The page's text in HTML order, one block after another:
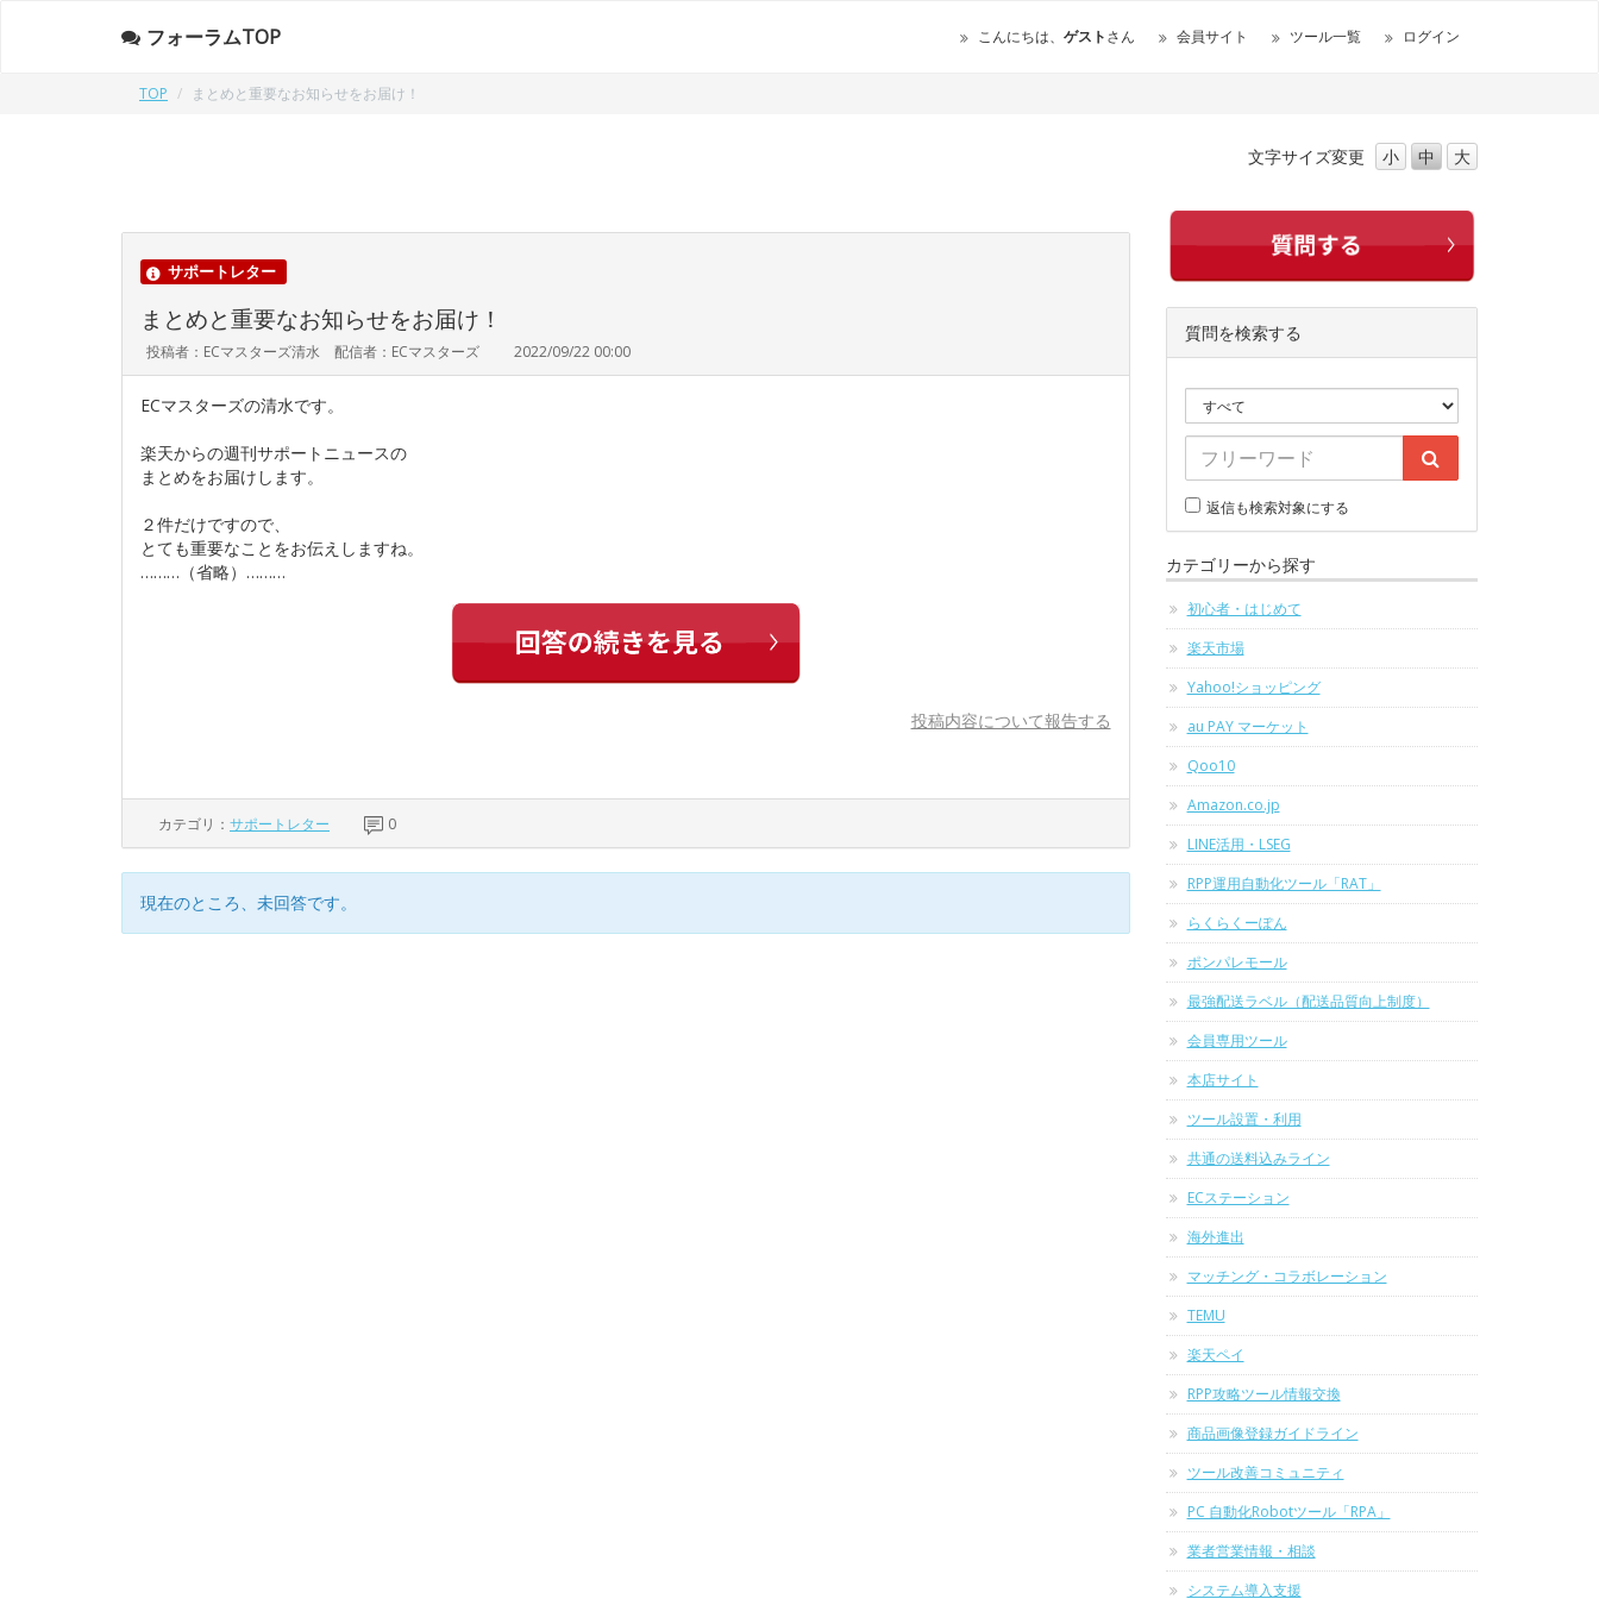
フォーラムTOP こんにちは、 ゲストさん 会員サイト ツール一覧 ログイン
TOP まとめと重要なお知らせをお届け！
文字サイズ変更 小 中 大
サポートレター
まとめと重要なお知らせをお届け！
投稿者：ECマスターズ清水 配信者：ECマスターズ 2022/09/22 00:00
ECマスターズの清水です。
楽天からの週刊サポートニュースの
まとめをお届けします。
２件だけですので、
とても重要なことをお伝えしますね。
………（省略）………
投稿内容について報告する
カテゴリ： サポートレター 0
現在のところ、未回答です。
質問を検索する
返信も検索対象にする
カテゴリーから探す
初心者・はじめて
楽天市場
Yahoo!ショッピング
au PAY マーケット
Qoo10
Amazon.co.jp
LINE活用・LSEG
RPP運用自動化ツール「RAT」
らくらくーぽん
ポンパレモール
最強配送ラベル（配送品質向上制度）
会員専用ツール
本店サイト
ツール設置・利用
共通の送料込みライン
ECステーション
海外進出
マッチング・コラボレーション
TEMU
楽天ペイ
RPP攻略ツール情報交換
商品画像登録ガイドライン
ツール改善コミュニティ
PC 自動化Robotツール「RPA」
業者営業情報・相談
システム導入支援